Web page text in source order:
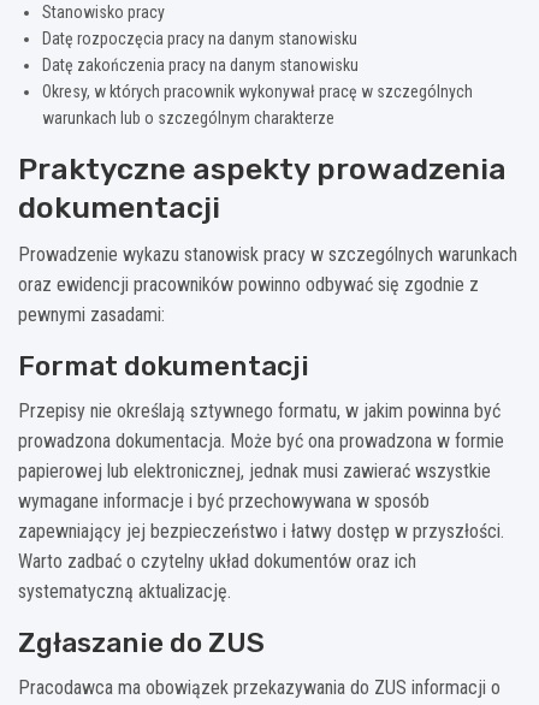
Stanowisko pracy
Datę rozpoczęcia pracy na danym stanowisku
Datę zakończenia pracy na danym stanowisku
Okresy, w których pracownik wykonywał pracę w szczególnych
warunkach lub o szczególnym charakterze
Praktyczne aspekty prowadzenia
dokumentacji
Prowadzenie wykazu stanowisk pracy w szczególnych warunkach
oraz ewidencji pracowników powinno odbywać się zgodnie z
pewnymi zasadami:
Format dokumentacji
Przepisy nie określają sztywnego formatu, w jakim powinna być
prowadzona dokumentacja. Może być ona prowadzona w formie
papierowej lub elektronicznej, jednak musi zawierać wszystkie
wymagane informacje i być przechowywana w sposób
zapewniający jej bezpieczeństwo i łatwy dostęp w przyszłości.
Warto zadbać o czytelny układ dokumentów oraz ich
systematyczną aktualizację.
Zgłaszanie do ZUS
Pracodawca ma obowiązek przekazywania do ZUS informacji o